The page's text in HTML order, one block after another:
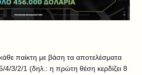
παίκτη με βάση τα αποτελέσματα
4/3/2/1 (δηλ.: η πρώτη θέση κερδίζει 8